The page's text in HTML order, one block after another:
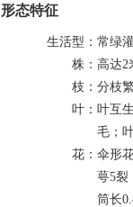
形态特征
生活型 ： 常绿
株 ： 高达2
枝 ： 分枝
叶 ： 叶互
毛；
花 ： 伞形
萼5裂
筒长